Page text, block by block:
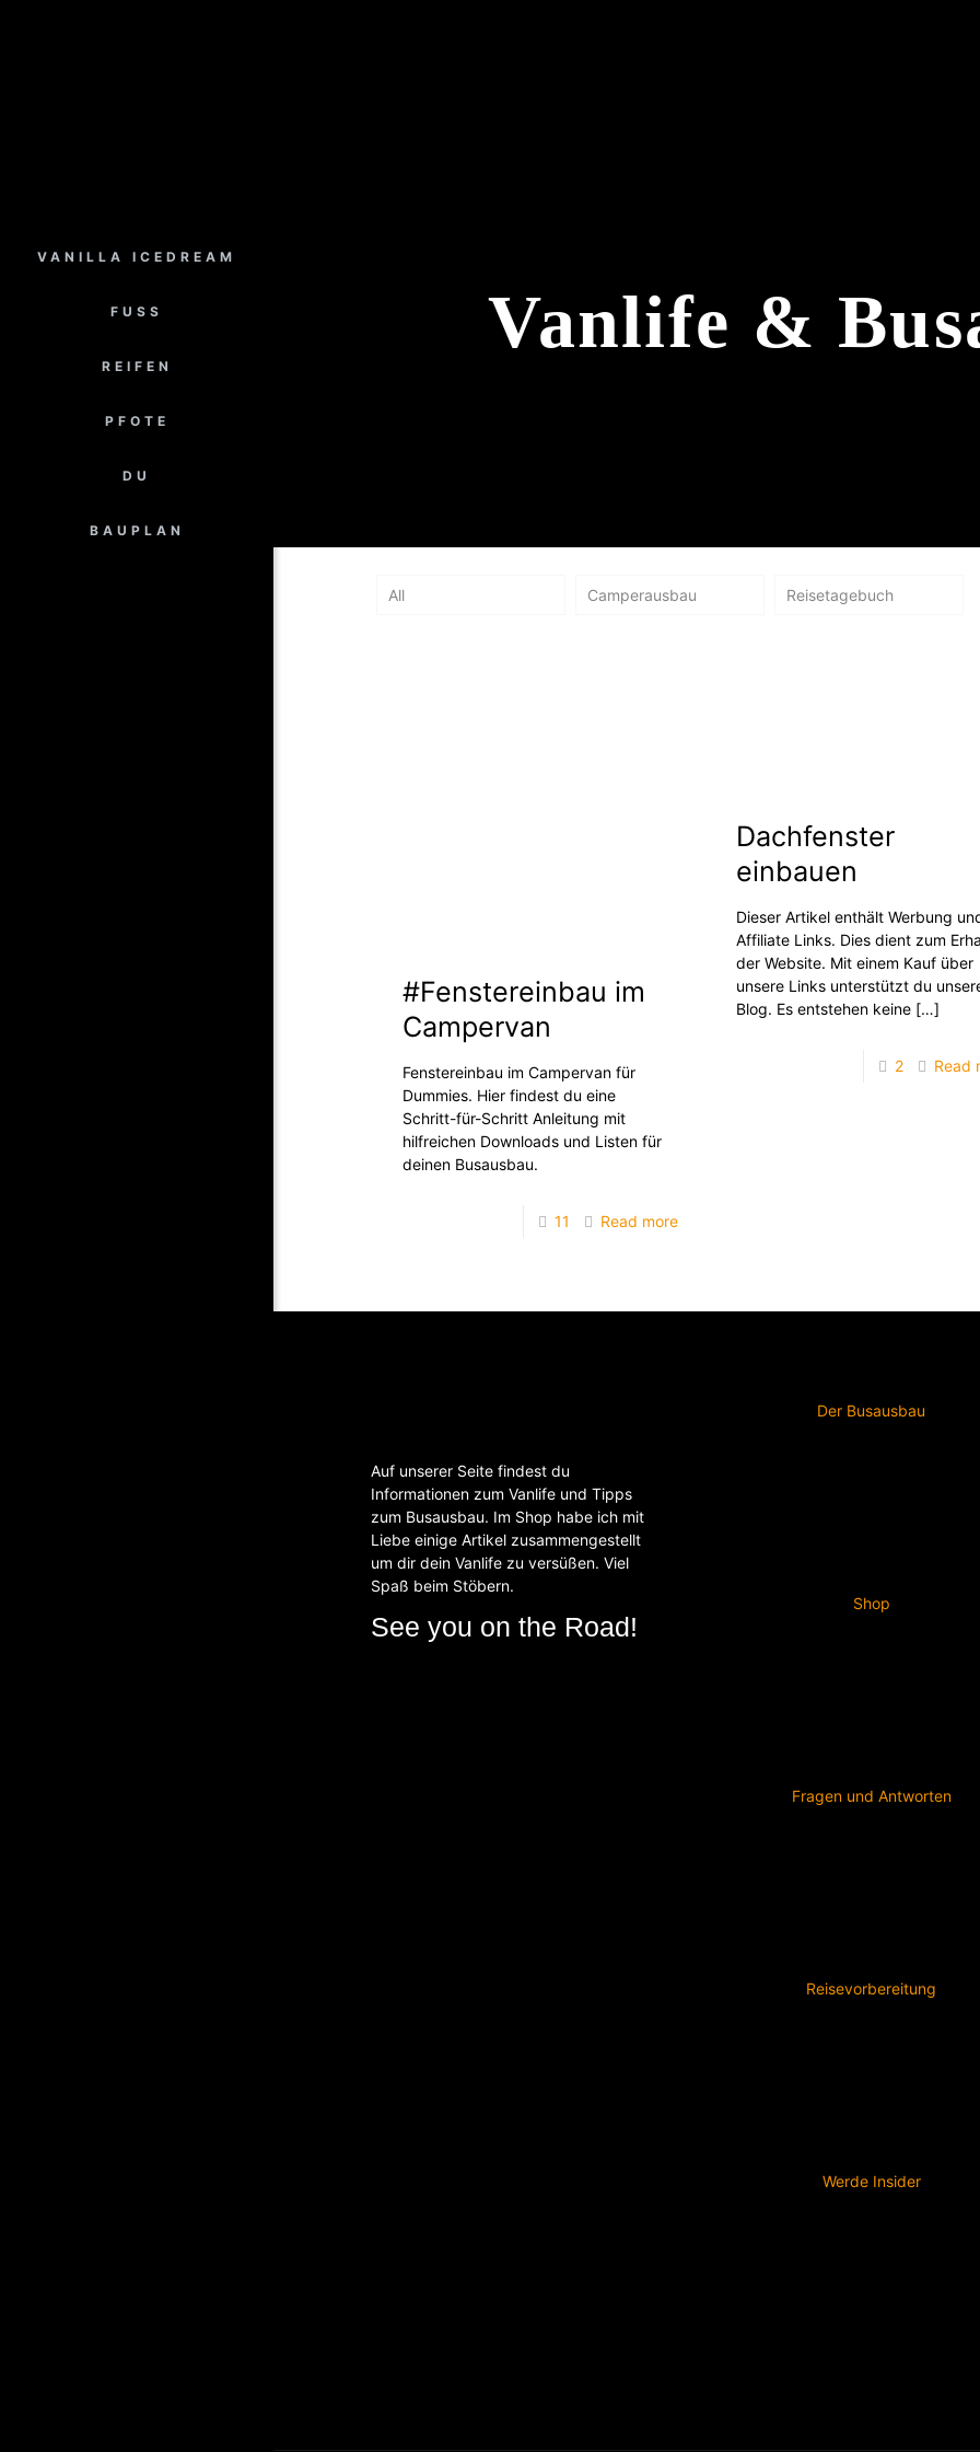
VANILLA ICEDREAM
FUSS
REIFEN
PFOTE
DU
BAUPLAN
Vanlife &
All Camperausbau Reisetagebuch
#Fenstereinbau im
Campervan
Fenstereinbau im Campervan für
Dummies. Hier findest du eine
Schritt-für-Schritt Anleitung mit
hilfreichen Downloads und Listen für
deinen Busausbau.
11 Read more
Dachfenster
einbauen
Dieser Artikel enthält Werbung
Affiliate Links. Dies dient zum
der Website. Mit einem Kauf über
unsere Links unterstützt du
Blog. Es entstehen keine […]
2 Read
Auf unserer Seite findest du
Informationen zum Vanlife und Tipps
zum Busausbau. Im Shop habe ich mit
Liebe einige Artikel zusammengestellt
um dir dein Vanlife zu versüßen. Viel
Spaß beim Stöbern.
See you on the Road!
Der Busausbau
Shop
Fragen und Antworten
Reisevorbereitung
Werde Insider